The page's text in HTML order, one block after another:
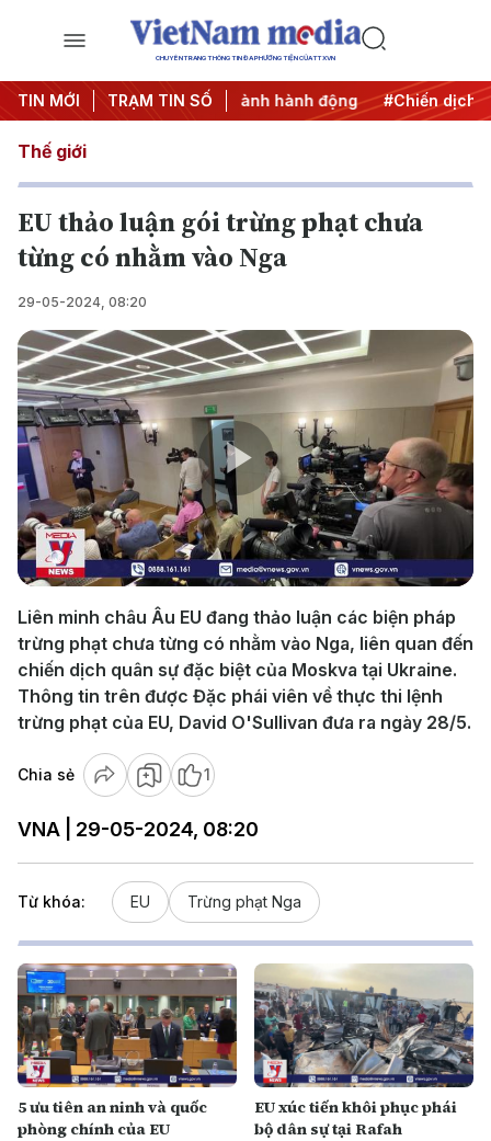
CHUYÊN TRANG THÔNG TIN ĐA PHƯƠNG TIỆN CỦA TTXVN
TIN MỚI TRẠM TIN SỐ
#Đưa Nghị quyết thành hành động #Chiến dịch 500
Thế giới
EU thảo luận gói trừng phạt chưa
từng có nhằm vào Nga
29-05-2024, 08:20
Play
Video
Liên minh châu Âu EU đang thảo luận các biện pháp
trừng phạt chưa từng có nhằm vào Nga, liên quan đến
chiến dịch quân sự đặc biệt của Moskva tại Ukraine.
Thông tin trên được Đặc phái viên về thực thi lệnh
trừng phạt của EU, David O'Sullivan đưa ra ngày 28/5.
Chia sẻ 1
VNA | 29-05-2024, 08:20
Từ khóa: EU Trừng phạt Nga
5 ưu tiên an ninh và quốc
phòng chính của EU
EU xúc tiến khôi phục phái
bộ dân sự tại Rafah